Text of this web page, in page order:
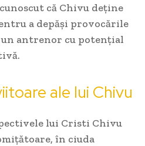
că Chivu deține
a depăși provocările
un antrenor cu potențial
ale lui Chivu
lui Cristi Chivu
în ciuda